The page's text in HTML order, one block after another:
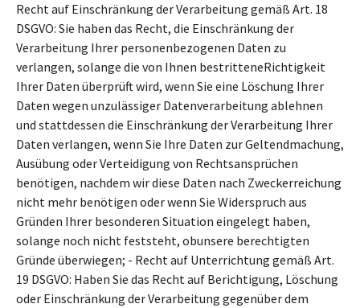
Recht auf Einschränkung der Verarbeitung gemäß Art. 18
DSGVO: Sie haben das Recht, die Einschränkung der
Verarbeitung Ihrer personenbezogenen Daten zu
verlangen, solange die von Ihnen bestritteneRichtigkeit
Ihrer Daten überprüft wird, wenn Sie eine Löschung Ihrer
Daten wegen unzulässiger Datenverarbeitung ablehnen
und stattdessen die Einschränkung der Verarbeitung Ihrer
Daten verlangen, wenn Sie Ihre Daten zur Geltendmachung,
Ausübung oder Verteidigung von Rechtsansprüchen
benötigen, nachdem wir diese Daten nach Zweckerreichung
nicht mehr benötigen oder wenn Sie Widerspruch aus
Gründen Ihrer besonderen Situation eingelegt haben,
solange noch nicht feststeht, obunsere berechtigten
Gründe überwiegen; - Recht auf Unterrichtung gemäß Art.
19 DSGVO: Haben Sie das Recht auf Berichtigung, Löschung
oder Einschränkung der Verarbeitung gegenüber dem